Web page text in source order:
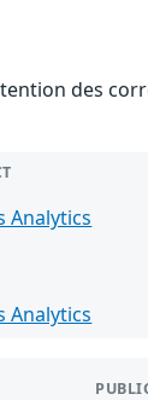
des
Analytics
Analytics